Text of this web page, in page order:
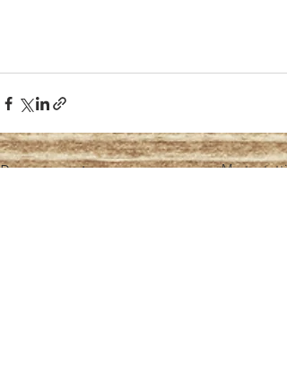
Post recenti Mostra tutti